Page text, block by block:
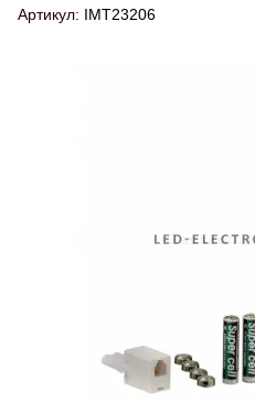
Артикул: IMT23206